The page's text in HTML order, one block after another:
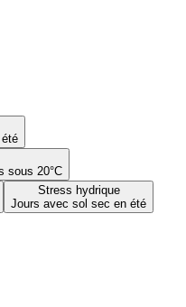
sous 20°C
Stress hydrique
Jours avec sol sec en été